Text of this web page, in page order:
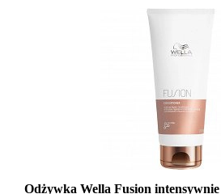
Odżywka Wella Fusion